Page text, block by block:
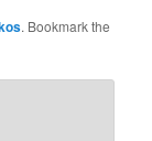
. Bookmark the